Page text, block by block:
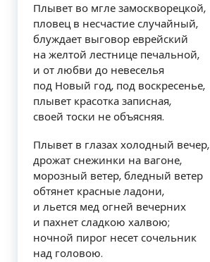
Плывет во мгле замоскворецкой,
пловец в несчастие случайный,
блуждает выговор еврейский
на желтой лестнице печальной,
и от любви до невеселья
под Новый год, под воскресенье,
плывет красотка записная,
своей тоски не объясняя.
Плывет в глазах холодный вечер,
дрожат снежинки на вагоне,
морозный ветер, бледный ветер
обтянет красные ладони,
и льется мед огней вечерних
и пахнет сладкою халвою;
ночной пирог несет сочельник
над головою.